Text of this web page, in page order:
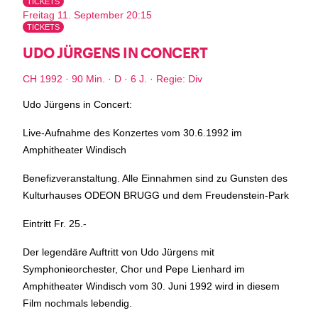
das Haus jeweils von Freitag Abend bis Montag Morgen
geschlossen
Reguläre Öffnungszeiten:
45 Min. vor Vorstellungsbeginn
KASSE und TELEFON
Montag bis Freitag ab 17 Uhr
BAR+BISTRO
Montag bis Donnerstag 11.30 Uhr bis 23 Uhr
Freitag 11.30 Uhr bis 24 Uhr
Freitag 11. September 20:15
TICKETS
UDO JÜRGENS IN CONCERT
CH 1992 · 90 Min. · D · 6 J. · Regie: Div
Udo Jürgens in Concert:
Live-Aufnahme des Konzertes vom 30.6.1992 im
Amphitheater Windisch
Benefizveranstaltung. Alle Einnahmen sind zu Gunsten des
Kulturhauses ODEON BRUGG und dem Freudenstein-Park
Eintritt Fr. 25.-
Der legendäre Auftritt von Udo Jürgens mit
Symphonieorchester, Chor und Pepe Lienhard im
Amphitheater Windisch vom 30. Juni 1992 wird in diesem
Film nochmals lebendig.